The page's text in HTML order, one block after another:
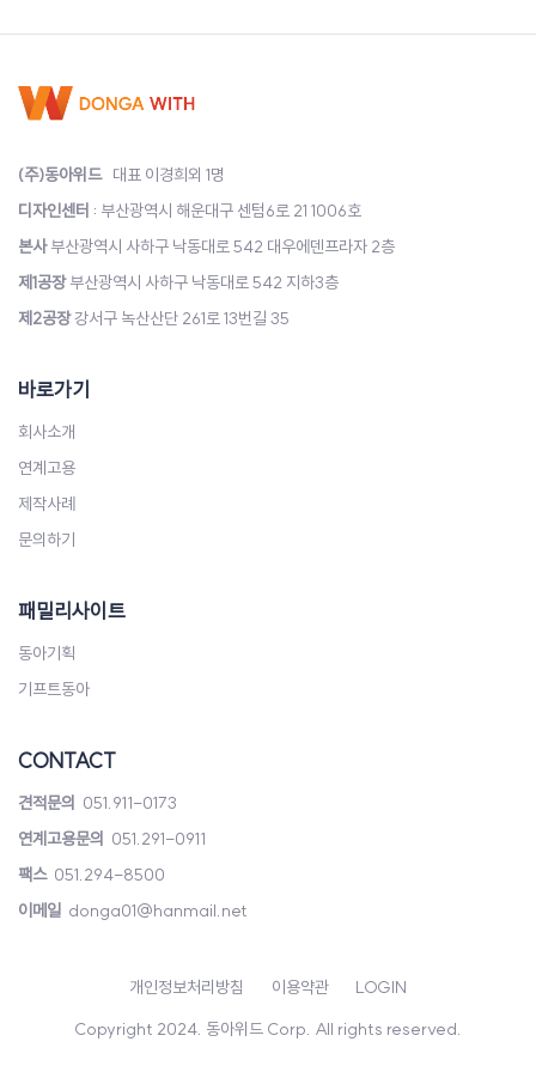
(주)동아위드대표 이경희외 1명
디자인센터 : 부산광역시 해운대구 센텀6로 21 1006호
본사부산광역시 사하구 낙동대로 542 대우에덴프라자 2층
제1공장부산광역시 사하구 낙동대로 542 지하3층
제2공장강서구 녹산산단 261로 13번길 35
바로가기
회사소개
연계고용
제작사례
문의하기
패밀리사이트
동아기획
기프트동아
CONTACT
견적문의 051.911-0173
연계고용문의 051.291-0911
팩스051.294-8500
이메일 donga01@hanmail.net
Copyright 2024. 동아위드 Corp. All rights reserved.
개인정보처리방침 이용약관 LOGIN